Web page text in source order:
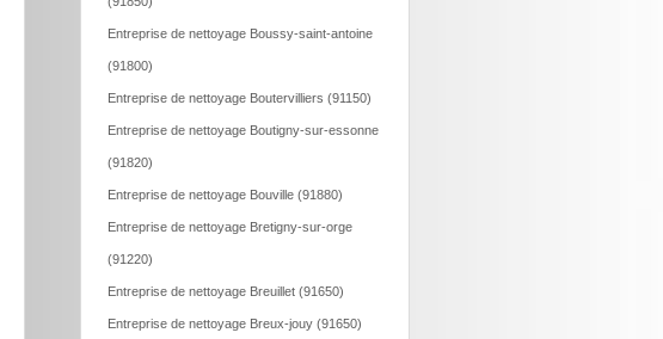
Entreprise de nettoyage Boussy-saint-antoine
(91800)
Entreprise de nettoyage Boutervilliers (91150)
Entreprise de nettoyage Boutigny-sur-essonne
(91820)
Entreprise de nettoyage Bouville (91880)
Entreprise de nettoyage Bretigny-sur-orge
(91220)
Entreprise de nettoyage Breuillet (91650)
Entreprise de nettoyage Breux-jouy (91650)